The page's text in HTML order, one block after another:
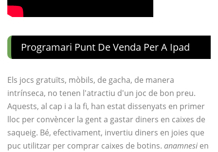
Programari Punt De Venda Per A Ipad
Els jocs gratuïts, mòbils, de gacha, de manera
intrínseca, no tenen l'atractiu d'un joc de bon preu.
Aquests, al cap i a la fi, han estat dissenyats en primer
lloc per convèncer la gent a gastar diners en caixes de
saqueig. Bé, efectivament, invertiu diners en joies que
puc utilitzar per comprar caixes de botins. anamnesi en